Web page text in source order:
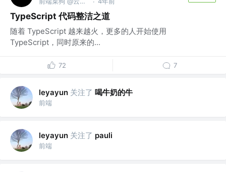
TypeScript 代码整洁之道
随着 TypeScript 越来越火，更多的人开始使用
TypeScript，同时原来的...
72 7
leyayun 关注了 喝牛奶的牛
前端
leyayun 关注了 pauli
前端